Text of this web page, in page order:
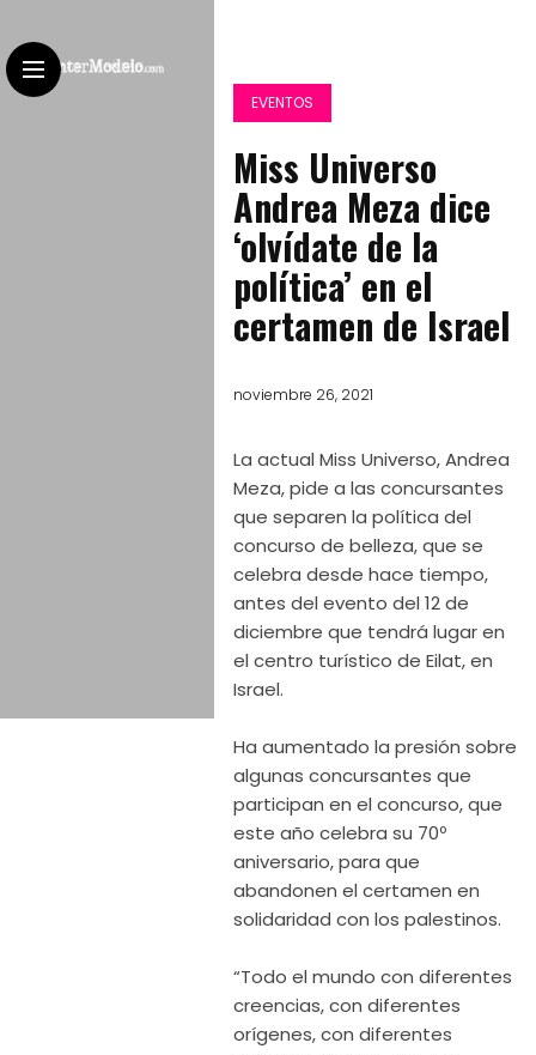
EVENTOS
Miss Universo
Andrea Meza dice
‘olvídate de la
política’ en el
certamen de Israel
noviembre 26, 2021
La actual Miss Universo, Andrea
Meza, pide a las concursantes
que separen la política del
concurso de belleza, que se
celebra desde hace tiempo,
antes del evento del 12 de
diciembre que tendrá lugar en
el centro turístico de Eilat, en
Israel.
Ha aumentado la presión sobre
algunas concursantes que
participan en el concurso, que
este año celebra su 70º
aniversario, para que
abandonen el certamen en
solidaridad con los palestinos.
“Todo el mundo con diferentes
creencias, con diferentes
orígenes, con diferentes